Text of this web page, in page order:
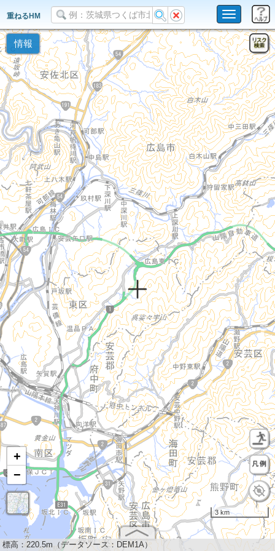
Toggle
navigation
重ねるHM
情報
+
−
3 km
標高： 220.5m（データソース：DEM1A）